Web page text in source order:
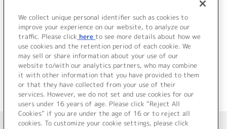
27.I will
28. 遙かなる地球の歌
＜ BACK
＜ カタログサイト トップページへ
We collect unique personal identifier such as cookies to
improve your experience on our website, to analyze our
traffic. Please click here to see more details about how we
use cookies and the retention period of each cookie. We
may sell or share information about your use of our
website to/with our analytics partners, who may combine
it with other information that you have provided to them
or that they have collected from your use of their
services. However, we do not set and use cookies for our
users under 16 years of age. Please click “Reject All
Cookies” if you are under the age of 16 or to reject all
cookies. To customize your cookie settings, please click